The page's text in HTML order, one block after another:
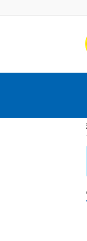
民生与法》大型访谈节目即将